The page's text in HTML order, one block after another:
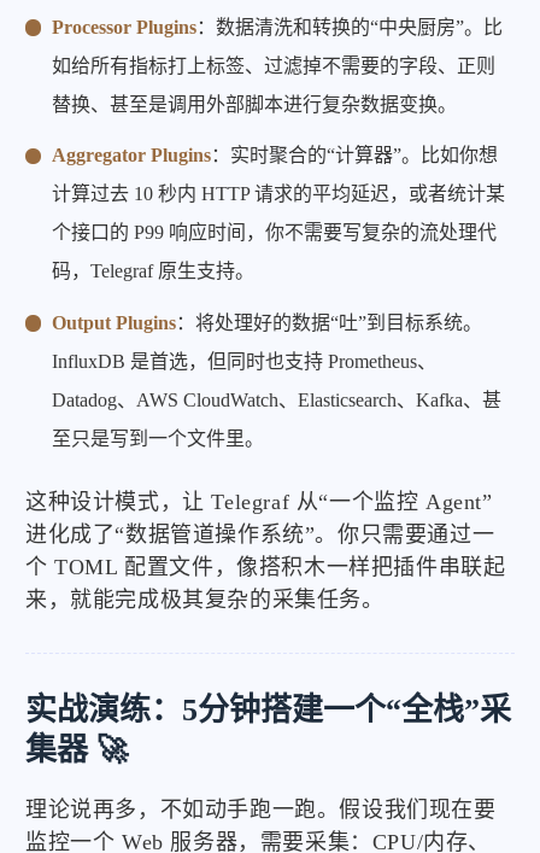
Processor Plugins：数据清洗和转换的“中央厨房”。比
如给所有指标打上标签、过滤掉不需要的字段、正则
替换、甚至是调用外部脚本进行复杂数据变换。
Aggregator Plugins：实时聚合的“计算器”。比如你想
计算过去 10 秒内 HTTP 请求的平均延迟，或者统计某
个接口的 P99 响应时间，你不需要写复杂的流处理代
码，Telegraf 原生支持。
Output Plugins：将处理好的数据“吐”到目标系统。
InfluxDB 是首选，但同时也支持 Prometheus、
Datadog、AWS CloudWatch、Elasticsearch、Kafka、甚
至只是写到一个文件里。
这种设计模式，让 Telegraf 从“一个监控 Agent”
进化成了“数据管道操作系统”。你只需要通过一
个 TOML 配置文件，像搭积木一样把插件串联起
来，就能完成极其复杂的采集任务。
实战演练：5分钟搭建一个“全栈”采
集器 🚀
理论说再多，不如动手跑一跑。假设我们现在要
监控一个 Web 服务器，需要采集：CPU/内存、